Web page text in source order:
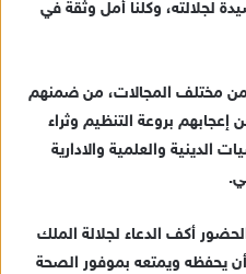
لجلالته، وكلنا أمل وثقة في
مختلف المجالات، من ضمنهم
إعجابهم بروعة التنظيم وثراء
والعلمية والادارية
أكف الدعاء لجلالة الملك
يحفظه ويمتعه بموفور الصحة